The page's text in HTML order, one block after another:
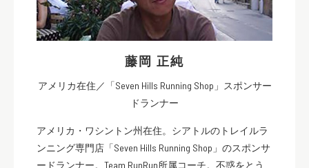
藤岡 正純
アメリカ在住／「Seven Hills Running Shop」スポンサー
ドランナー
アメリカ・ワシントン州在住。シアトルのトレイルラ
ンニング専門店「Seven Hills Running Shop」のスポンサ
ードランナー。Team RunRun所属コーチ。不惑をとう